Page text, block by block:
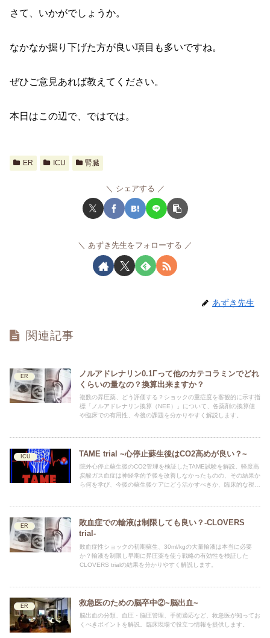
さて、いかがでしょうか。
なかなか掘り下げた方が良い項目も多いですね。
ぜひご意見あれば教えてください。
本日はこの辺で、ではでは。
ER ICU 腎臓
シェアする
あずき先生をフォローする
あずき先生
関連記事
ER
ノルアドレナリン0.1Γって他のカテコラミンでどれ
くらいの量なの？換算出来ますか？
複数の昇圧薬、どう評価する？ショックの重症度を客観的に示す指
標「ノルアドレナリン換算（NEE）」について、各薬剤の換算値
や臨床での有用性、今後の課題を分かりやすく解説します。
ICU TAME trial ~心停止蘇生後はCO2高めが良い？~
院外心停止蘇生後のCO2管理を検証したTAME試験を解説。軽度高
炭酸ガス血症は神経学的予後を改善しなかったものの、その結果か
ら何を学び、今後の蘇生後ケアにどう活かすべきか、臨床的な視点
ER
敗血症での輸液は制限しても良い？-CLOVERS
trial-
敗血症性ショックの初期蘇生、30ml/kgの大量輸液は本当に必要
か？輸液を制限し早期に昇圧薬を使う戦略の有効性を検証した
CLOVERS trialの結果を分かりやすく解説します。
ER 救急医のための脳卒中②~脳出血~
脳出血の分類、血圧・脳圧管理、手術適応など、救急医が知ってお
くべきポイントを解説。臨床現場で役立つ情報を提供します。